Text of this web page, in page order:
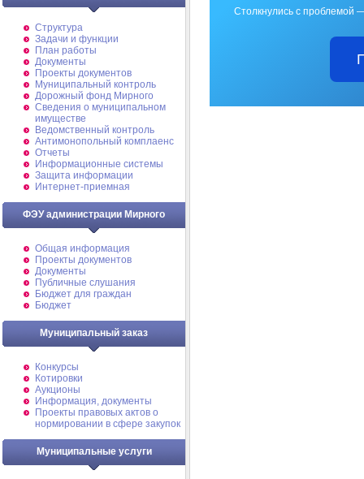
Структура
Задачи и функции
План работы
Документы
Проекты документов
Муниципальный контроль
Дорожный фонд Мирного
Cведения о муниципальном
имуществе
Ведомственный контроль
Антимонопольный комплаенс
Отчеты
Информационные системы
Защита информации
Интернет-приемная
ФЭУ администрации Мирного
Общая информация
Проекты документов
Документы
Публичные слушания
Бюджет для граждан
Бюджет
Муниципальный заказ
Конкурсы
Котировки
Аукционы
Информация, документы
Проекты правовых актов о
нормировании в сфере закупок
Муниципальные услуги
Столкнулись с проблемой